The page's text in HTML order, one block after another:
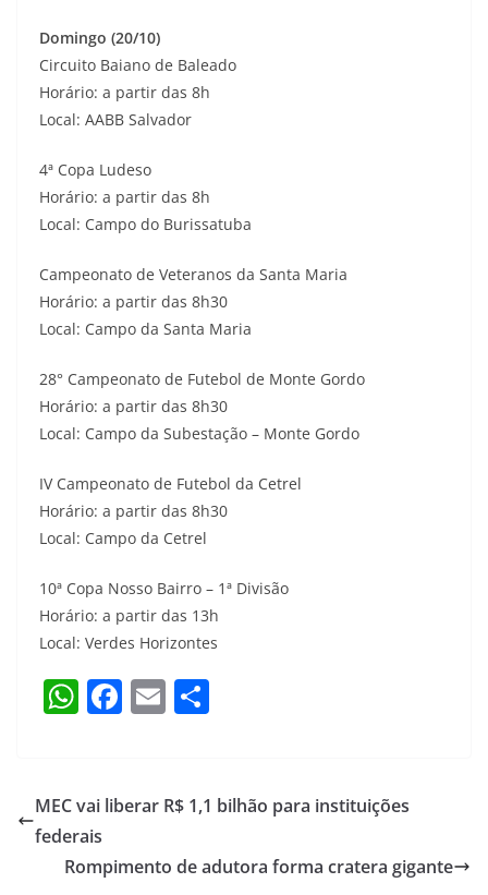
Domingo (20/10)
Circuito Baiano de Baleado
Horário: a partir das 8h
Local: AABB Salvador
4ª Copa Ludeso
Horário: a partir das 8h
Local: Campo do Burissatuba
Campeonato de Veteranos da Santa Maria
Horário: a partir das 8h30
Local: Campo da Santa Maria
28° Campeonato de Futebol de Monte Gordo
Horário: a partir das 8h30
Local: Campo da Subestação – Monte Gordo
IV Campeonato de Futebol da Cetrel
Horário: a partir das 8h30
Local: Campo da Cetrel
10ª Copa Nosso Bairro – 1ª Divisão
Horário: a partir das 13h
Local: Verdes Horizontes
W
h
s
A
p
F
a
e
o
E
m
l e
MEC vai liberar R$ 1,1 bilhão para instituições
federais
Rompimento de adutora forma cratera gigante